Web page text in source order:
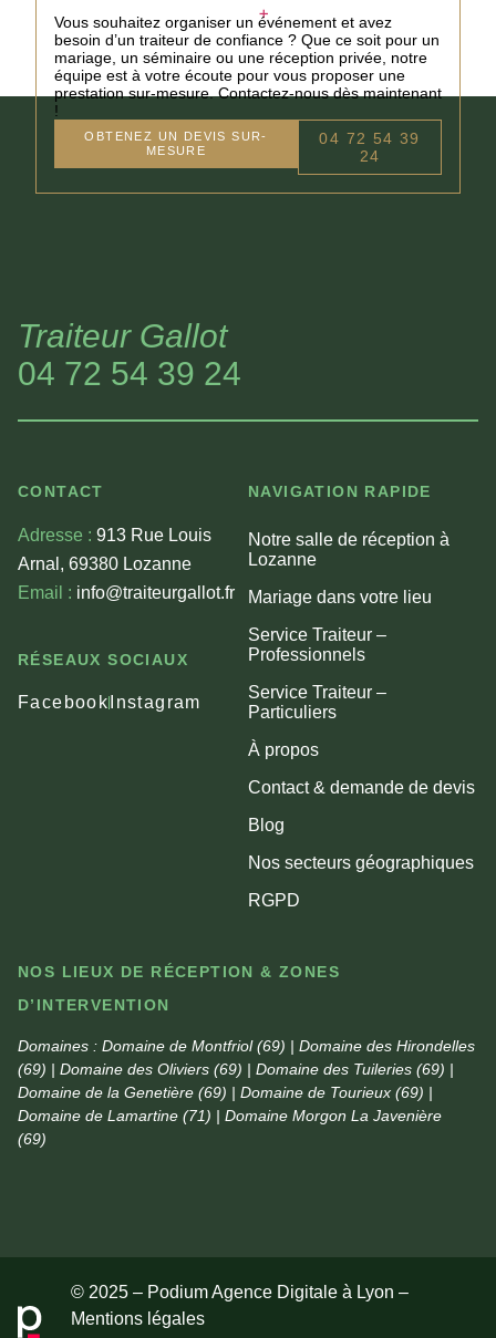
+
Vous souhaitez organiser un événement et avez
besoin d’un traiteur de confiance ? Que ce soit pour un
mariage, un séminaire ou une réception privée, notre
équipe est à votre écoute pour vous proposer une
prestation sur-mesure. Contactez-nous dès maintenant
!
OBTENEZ UN DEVIS SUR-
MESURE
04 72 54 39
24
Traiteur Gallot
04 72 54 39 24
CONTACT
Adresse : 913 Rue Louis
Arnal, 69380 Lozanne
Email : info@traiteurgallot.fr
RÉSEAUX SOCIAUX
Facebook Instagram
NAVIGATION RAPIDE
Notre salle de réception à
Lozanne
Mariage dans votre lieu
Service Traiteur –
Professionnels
Service Traiteur –
Particuliers
À propos
Contact & demande de devis
Blog
Nos secteurs géographiques
RGPD
NOS LIEUX DE RÉCEPTION & ZONES
D’INTERVENTION
Domaines : Domaine de Montfriol (69) | Domaine des Hirondelles
(69) | Domaine des Oliviers (69) | Domaine des Tuileries (69) |
Domaine de la Genetière (69) | Domaine de Tourieux (69) |
Domaine de Lamartine (71) | Domaine Morgon La Javenière
(69)
© 2025 – Podium Agence Digitale à Lyon –
Mentions légales